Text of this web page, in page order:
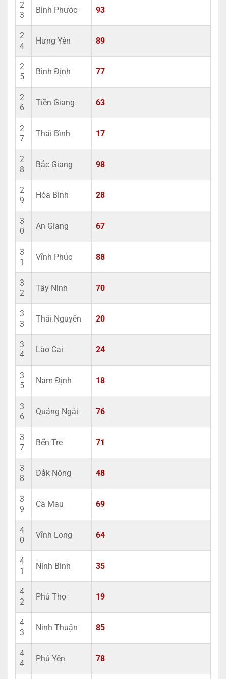
2
3
Bình Phước 93
2
4
Hưng Yên 89
2
5
Bình Định 77
2
6
Tiền Giang 63
2
7
Thái Bình 17
2
8
Bắc Giang 98
2
9
Hòa Bình 28
3
0
An Giang 67
3
1
Vĩnh Phúc 88
3
2
Tây Ninh 70
3
3
Thái Nguyên 20
3
4
Lào Cai 24
3
5
Nam Định 18
3
6
Quảng Ngãi 76
3
7
Bến Tre 71
3
8
Đắk Nông 48
3
9
Cà Mau 69
4
0
Vĩnh Long 64
4
1
Ninh Bình 35
4
2
Phú Thọ 19
4
3
Ninh Thuận 85
4
4
Phú Yên 78